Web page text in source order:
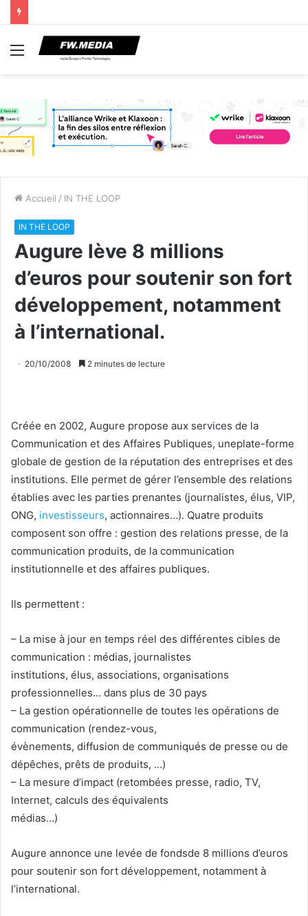
Menu
Accueil / IN THE LOOP
IN THE LOOP
Augure lève 8 millions
d’euros pour soutenir son fort
développement, notamment
à l’international.
20/10/2008 2 minutes de lecture
Créée en 2002, Augure propose aux services de la
Communication et des Affaires Publiques, uneplate-forme
globale de gestion de la réputation des entreprises et des
institutions. Elle permet de gérer l’ensemble des relations
établies avec les parties prenantes (journalistes, élus, VIP,
ONG, investisseurs, actionnaires…). Quatre produits
composent son offre : gestion des relations presse, de la
communication produits, de la communication
institutionnelle et des affaires publiques.
Ils permettent :
– La mise à jour en temps réel des différentes cibles de
communication : médias, journalistes
institutions, élus, associations, organisations
professionnelles… dans plus de 30 pays
– La gestion opérationnelle de toutes les opérations de
communication (rendez-vous,
évènements, diffusion de communiqués de presse ou de
dépêches, prêts de produits, …)
– La mesure d’impact (retombées presse, radio, TV,
Internet, calculs des équivalents
médias…)
Augure annonce une levée de fondsde 8 millions d’euros
pour soutenir son fort développement, notamment à
l’international.